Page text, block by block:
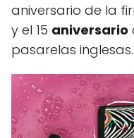
aniversario de la
y el 15 aniversario
pasarelas inglesas.